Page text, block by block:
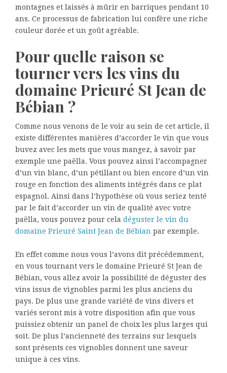
montagnes et laissés à mûrir en barriques pendant 10
ans. Ce processus de fabrication lui confère une riche
couleur dorée et un goût agréable.
Pour quelle raison se
tourner vers les vins du
domaine Prieuré St Jean de
Bébian ?
Comme nous venons de le voir au sein de cet article, il
existe différentes manières d’accorder le vin que vous
buvez avec les mets que vous mangez, à savoir par
exemple une paëlla. Vous pouvez ainsi l’accompagner
d’un vin blanc, d’un pétillant ou bien encore d’un vin
rouge en fonction des aliments intégrés dans ce plat
espagnol. Ainsi dans l’hypothèse où vous seriez tenté
par le fait d’accorder un vin de qualité avec votre
paëlla, vous pouvez pour cela déguster le vin du
domaine Prieuré Saint Jean de Bébian par exemple.
En effet comme nous vous l’avons dit précédemment,
en vous tournant vers le domaine Prieuré St Jean de
Bébian, vous allez avoir la possibilité de déguster des
vins issus de vignobles parmi les plus anciens du
pays. De plus une grande variété de vins divers et
variés seront mis à votre disposition afin que vous
puissiez obtenir un panel de choix les plus larges qui
soit. De plus l’ancienneté des terrains sur lesquels
sont présents ces vignobles donnent une saveur
unique à ces vins.